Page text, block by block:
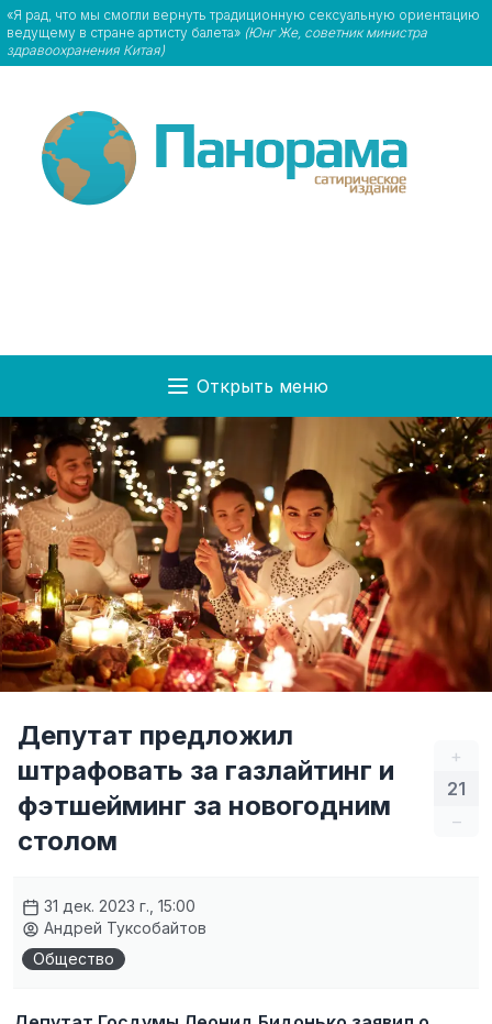
«Я рад, что мы смогли вернуть традиционную сексуальную ориентацию
ведущему в стране артисту балета» (Юнг Же, советник министра
здравоохранения Китая)
Открыть меню
+
21
–
Депутат предложил
штрафовать за газлайтинг и
фэтшейминг за новогодним
столом
31 дек. 2023 г., 15:00
Андрей Туксобайтов
Общество